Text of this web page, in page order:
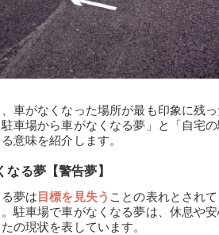
車がなくなった場所が最も印象に残
車場から車がなくなる夢」と「自宅
意味を紹介します。
る夢【警告夢】
夢は 目標を見失う ことの表れとされ
駐車場で車がなくなる夢は、休息や
の現状を表しています。